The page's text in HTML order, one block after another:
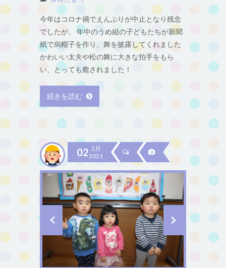
今年はコロナ禍でえんぶりが中止となり残念
でしたが、 年中のうめ組の子どもたちが新聞
紙で烏帽子を作り、舞を披露してくれました
かわいい太夫や松の舞に大きな拍手をもら
い、とっても癒されました！
続きを読む
02 2月
2021